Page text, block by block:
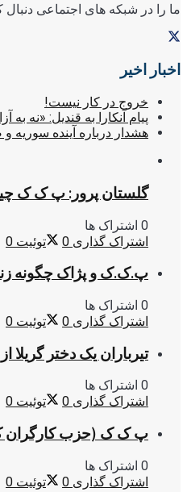
ما را در شبکه های اجتماعی دنبال
اخبار اخیر
خروج در کار نیست!
پیام آنکارا به قندیل: «نه به
هشدار درباره آینده سوریه
گلستان پرور: پ ک ک
0 اشتراک ها
اشتراک گذاری 0 توئیت 0
پ.ک.ک و پژاک چگونه
0 اشتراک ها
اشتراک گذاری 0 توئیت 0
تیرباران یک دختر
0 اشتراک ها
اشتراک گذاری 0 توئیت 0
پ ک ک (حزب کارگران
0 اشتراک ها
اشتراک گذاری 0 توئیت 0